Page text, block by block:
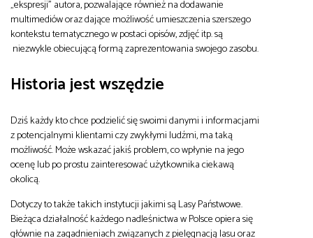
„ekspresji” autora, pozwalające również na dodawanie
multimediów oraz dające możliwość umieszczenia szerszego
kontekstu tematycznego w postaci opisów, zdjęć itp. są
niezwykle obiecującą formą zaprezentowania swojego zasobu.
Historia jest wszędzie
Dziś każdy kto chce podzielić się swoimi danymi i informacjami
z potencjalnymi klientami czy zwykłymi ludźmi, ma taką
możliwość. Może wskazać jakiś problem, co wpłynie na jego
ocenę lub po prostu zainteresować użytkownika ciekawą
okolicą.
Dotyczy to także takich instytucji jakimi są Lasy Państwowe.
Bieżąca działalność każdego nadleśnictwa w Polsce opiera się
głównie na zagadnieniach związanych z pielęgnacją lasu oraz